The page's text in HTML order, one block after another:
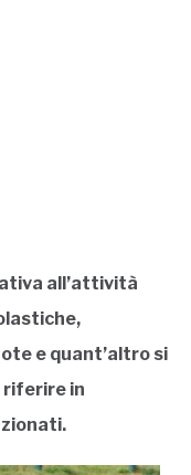
all’attività
e quant’altro si
riferire in